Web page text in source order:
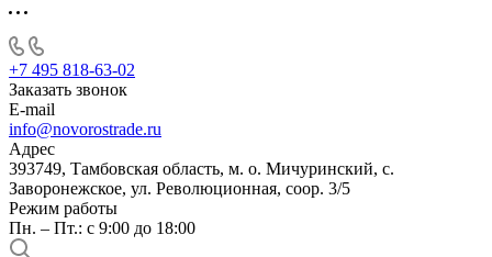
+7 495 818-63-02
Заказать звонок
E-mail
info@novorostrade.ru
Адрес
393749, Тамбовская область, м. о. Мичуринский, с.
Заворонежское, ул. Революционная, соор. 3/5
Режим работы
Пн. – Пт.: с 9:00 до 18:00